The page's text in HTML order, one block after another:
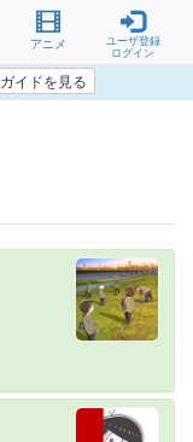
アニメ
ユーザ登録
ログイン
ガイドを見る